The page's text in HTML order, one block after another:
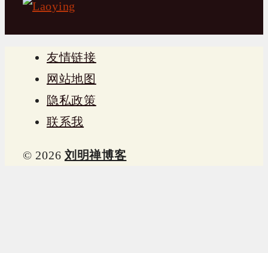
友情链接
网站地图
隐私政策
联系我
© 2026 刘明禅博客